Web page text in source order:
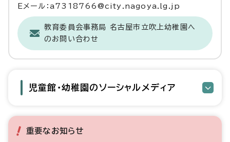
Eメール：a7318766@city.nagoya.lg.jp
教育委員会事務局 名古屋市立吹上幼稚園へ
のお問い合わせ
児童館・幼稚園のソーシャルメディア
重要なお知らせ